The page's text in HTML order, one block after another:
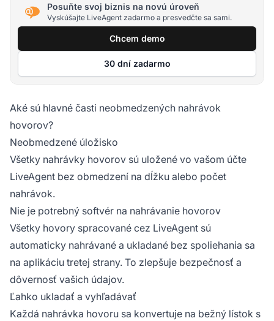
Posuňte svoj biznis na novú úroveň
Vyskúšajte LiveAgent zadarmo a presvedčte sa sami.
Chcem demo
30 dní zadarmo
Aké sú hlavné časti neobmedzených nahrávok
hovorov?
Neobmedzené úložisko
Všetky nahrávky hovorov sú uložené vo vašom účte
LiveAgent bez obmedzení na dĺžku alebo počet
nahrávok.
Nie je potrebný softvér na nahrávanie hovorov
Všetky hovory spracované cez LiveAgent sú
automaticky nahrávané a ukladané bez spoliehania sa
na aplikáciu tretej strany. To zlepšuje bezpečnosť a
dôvernosť vašich údajov.
Ľahko ukladať a vyhľadávať
Každá nahrávka hovoru sa konvertuje na bežný lístok s